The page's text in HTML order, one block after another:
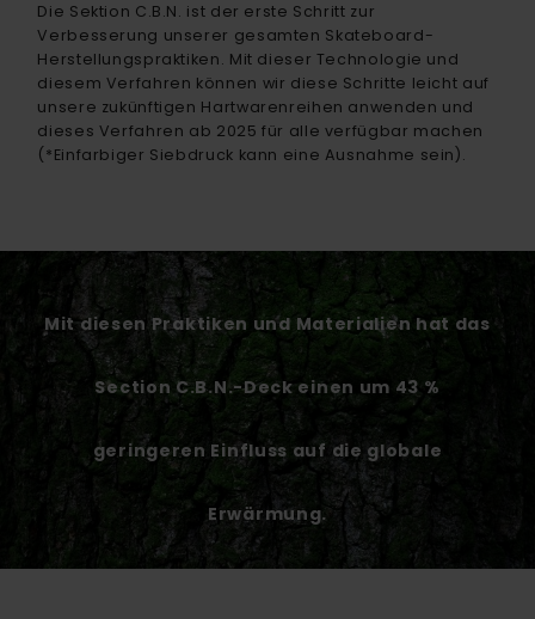
Die Sektion C.B.N. ist der erste Schritt zur
Verbesserung unserer gesamten Skateboard-
Herstellungspraktiken. Mit dieser Technologie und
diesem Verfahren können wir diese Schritte leicht auf
unsere zukünftigen Hartwarenreihen anwenden und
dieses Verfahren ab 2025 für alle verfügbar machen
(*Einfarbiger Siebdruck kann eine Ausnahme sein).
Mit diesen Praktiken und Materialien hat das
Section C.B.N.-Deck einen um 43 %
geringeren Einfluss auf die globale
Erwärmung.